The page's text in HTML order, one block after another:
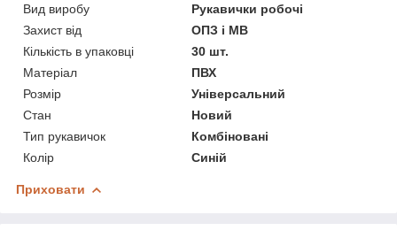
Вид виробу
Рукавички робочі
Захист від
ОПЗ і МВ
Кількість в упаковці
30 шт.
Матеріал
ПВХ
Розмір
Універсальний
Стан
Новий
Тип рукавичок
Комбіновані
Колір
Синій
Приховати